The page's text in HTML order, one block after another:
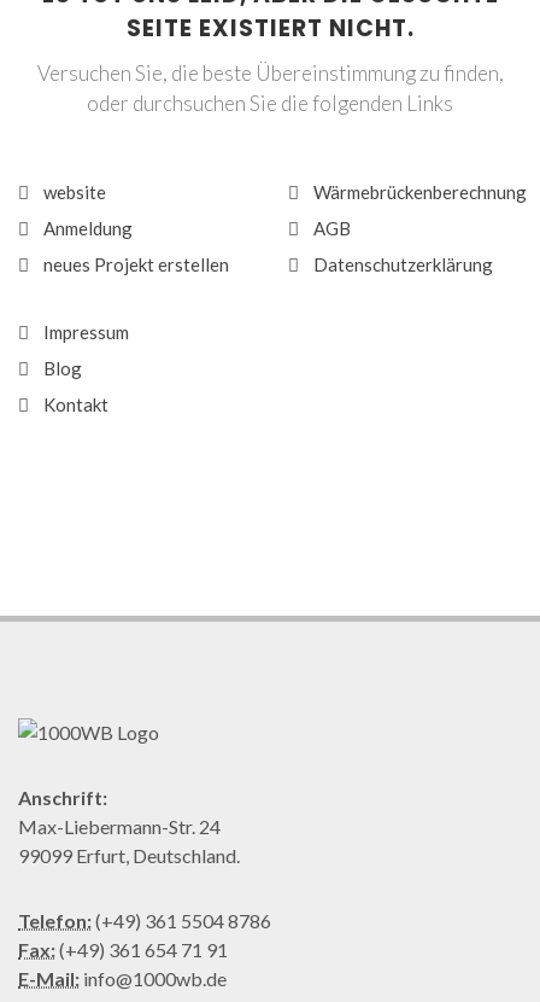
SEITE EXISTIERT NICHT.
Versuchen Sie, die beste Übereinstimmung zu finden,
oder durchsuchen Sie die folgenden Links
website
Anmeldung
neues Projekt erstellen
Wärmebrückenberechnung
AGB
Datenschutzerklärung
Impressum
Blog
Kontakt
Anschrift:
Max-Liebermann-Str. 24
99099 Erfurt, Deutschland.
Telefon:(+49) 361 5504 8786
Fax:(+49) 361 654 71 91
E-Mail: info@1000wb.de